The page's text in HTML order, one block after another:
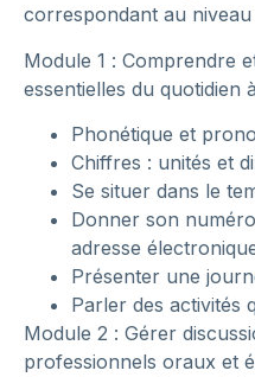
correspondant au
Module 1 : Comprendre
essentielles du quotidien
Phonétique et
Chiffres : unités et
Se situer dans le
Donner son
adresse
Présenter une
Parler des activités
Module 2 : Gérer
professionnels oraux et